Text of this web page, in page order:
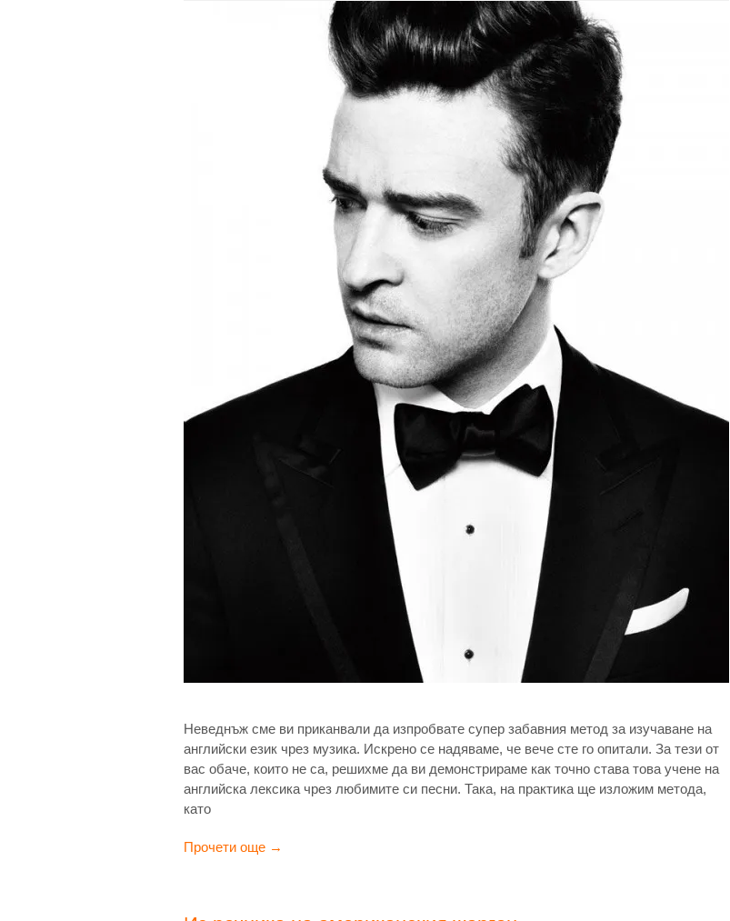
Неведнъж сме ви приканвали да изпробвате супер забавния метод за изучаване на
английски език чрез музика. Искрено се надяваме, че вече сте го опитали. За тези от
вас обаче, които не са, решихме да ви демонстрираме как точно става това учене на
английска лексика чрез любимите си песни. Така, на практика ще изложим метода,
като
Прочети още →